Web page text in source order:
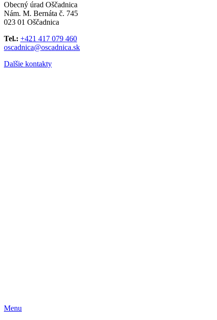
Obecný úrad Oščadnica
Nám. M. Bernáta č. 745
023 01 Oščadnica
Tel.: +421 417 079 460
oscadnica@oscadnica.sk
Dalšie kontakty
Menu